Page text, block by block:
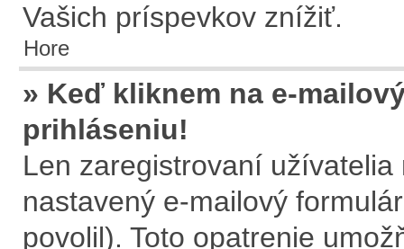
Vašich príspevkov znížiť.
Hore
» Keď kliknem na e-
prihláseniu!
Len zaregistrovaní
nastavený e-mailový
povolil). Toto opatrenie